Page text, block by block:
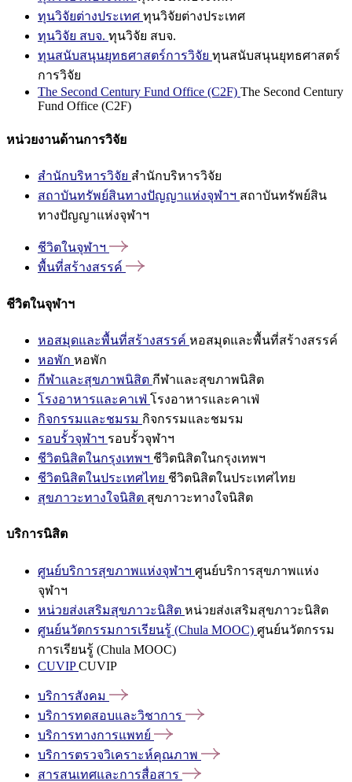
ทุนวิจัยต่างประเทศ ทุนวิจัยต่างประเทศ
ทุนวิจัย สบจ. ทุนวิจัย สบจ.
ทุนสนับสนุนยุทธศาสตร์การวิจัย ทุนสนับสนุนยุทธศาสตร์
การวิจัย
The Second Century Fund Office (C2F) The Second Century
Fund Office (C2F)
หน่วยงานด้านการวิจัย
สำนักบริหารวิจัย สำนักบริหารวิจัย
สถาบันทรัพย์สินทางปัญญาแห่งจุฬาฯ สถาบันทรัพย์สิน
ทางปัญญาแห่งจุฬาฯ
ชีวิตในจุฬาฯ
พื้นที่สร้างสรรค์
ชีวิตในจุฬาฯ
หอสมุดและพื้นที่สร้างสรรค์ หอสมุดและพื้นที่สร้างสรรค์
หอพัก หอพัก
กีฬาและสุขภาพนิสิต กีฬาและสุขภาพนิสิต
โรงอาหารและคาเฟ่ โรงอาหารและคาเฟ่
กิจกรรมและชมรม กิจกรรมและชมรม
รอบรั้วจุฬาฯ รอบรั้วจุฬาฯ
ชีวิตนิสิตในกรุงเทพฯ ชีวิตนิสิตในกรุงเทพฯ
ชีวิตนิสิตในประเทศไทย ชีวิตนิสิตในประเทศไทย
สุขภาวะทางใจนิสิต สุขภาวะทางใจนิสิต
บริการนิสิต
ศูนย์บริการสุขภาพแห่งจุฬาฯ ศูนย์บริการสุขภาพแห่ง
จุฬาฯ
หน่วยส่งเสริมสุขภาวะนิสิต หน่วยส่งเสริมสุขภาวะนิสิต
ศูนย์นวัตกรรมการเรียนรู้ (Chula MOOC) ศูนย์นวัตกรรม
การเรียนรู้ (Chula MOOC)
CUVIPCUVIP
บริการสังคม
บริการทดสอบและวิชาการ
บริการทางการแพทย์
บริการตรวจวิเคราะห์คุณภาพ
สารสนเทศและการสื่อสาร